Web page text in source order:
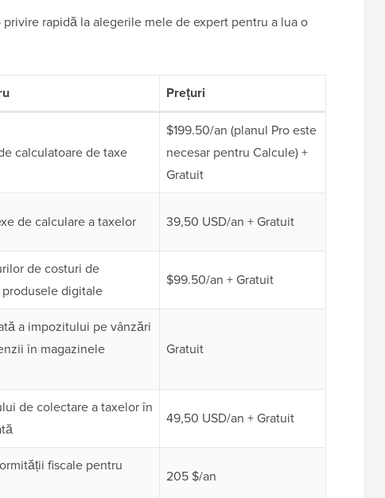
rapidă la alegerile mele de expert pentru a lua o
Prețuri
calculatoare de taxe
$199.50/an (planul Pro este
necesar pentru Calcule) +
Gratuit
de calculare a taxelor 39,50 USD/an + Gratuit
de costuri de
digitale
$99.50/an + Gratuit
a impozitului pe vânzări
în magazinele
Gratuit
de colectare a taxelor în
49,50 USD/an + Gratuit
fiscale pentru
205 $/an